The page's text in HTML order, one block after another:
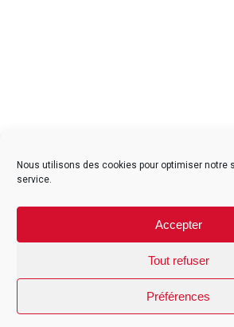
Nous utilisons des cookies pour optimiser notre
service.
Accepter
Tout refuser
Préférences
Contact
CGV particuliers
CGV professionnels
© 2026 Studio Universal Réunion. Site